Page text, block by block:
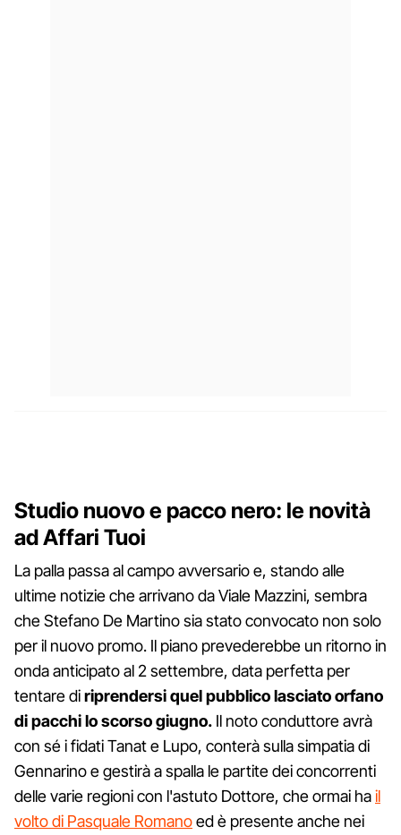
Studio nuovo e pacco nero: le novità
ad Affari Tuoi
La palla passa al campo avversario e, stando alle
ultime notizie che arrivano da Viale Mazzini, sembra
che Stefano De Martino sia stato convocato non solo
per il nuovo promo. Il piano prevederebbe un ritorno in
onda anticipato al 2 settembre, data perfetta per
tentare diriprendersi quel pubblico lasciato orfano
di pacchi lo scorso giugno. Il noto conduttore avrà
con sé i fidati Tanat e Lupo, conterà sulla simpatia di
Gennarino e gestirà a spalla le partite dei concorrenti
delle varie regioni con l'astuto Dottore, che ormai hail
volto di Pasquale Romanoed è presente anche nei